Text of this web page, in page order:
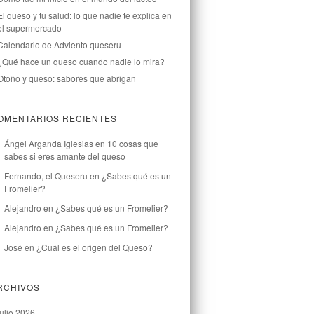
queso y tu salud: lo que nadie te explica en
supermercado
de Adviento queseru
hace un queso cuando nadie lo mira?
y queso: sabores que abrigan
RECIENTES
Ángel Arganda Iglesiasen 10 cosas que
sabes si eres amante del queso
Fernando, el Queseru en ¿Sabes qué es un
Fromelier?
Alejandro en ¿Sabes qué es un Fromelier?
Alejandro en ¿Sabes qué es un Fromelier?
José en ¿Cuál es el origen del Queso?